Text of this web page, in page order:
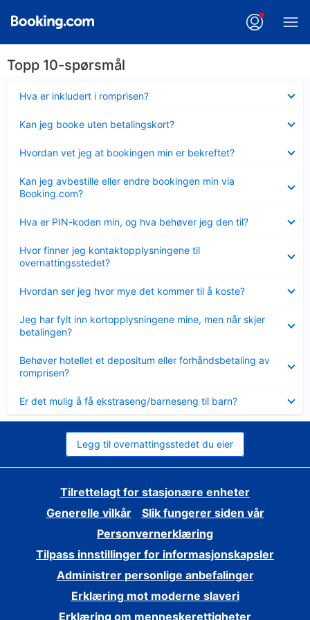
Topp 10-spørsmål
Hva er inkludert i romprisen?
mindre
Kan jeg booke uten betalingskort?
mindre
Hvordan vet jeg at bookingen min er bekreftet?
mindre
Kan jeg avbestille eller endre bookingen min via
Booking.com?
mindre
Hva er PIN-koden min, og hva behøver jeg den til?
mindre
Hvor finner jeg kontaktopplysningene til
overnattingsstedet?
mindre
Hvordan ser jeg hvor mye det kommer til å koste?
mindre
Jeg har fylt inn kortopplysningene mine, men når skjer
betalingen?
mindre
Behøver hotellet et depositum eller forhåndsbetaling av
romprisen?
mindre
Er det mulig å få ekstraseng/barneseng til barn?
mindre
Legg til overnattingsstedet du eier
Tilrettelagt for stasjonære enheter
Generelle vilkår
Slik fungerer siden vår
Personvernerklæring
Tilpass innstillinger for informasjonskapsler
Administrer personlige anbefalinger
Erklæring mot moderne slaveri
Erklæring om menneskerettigheter